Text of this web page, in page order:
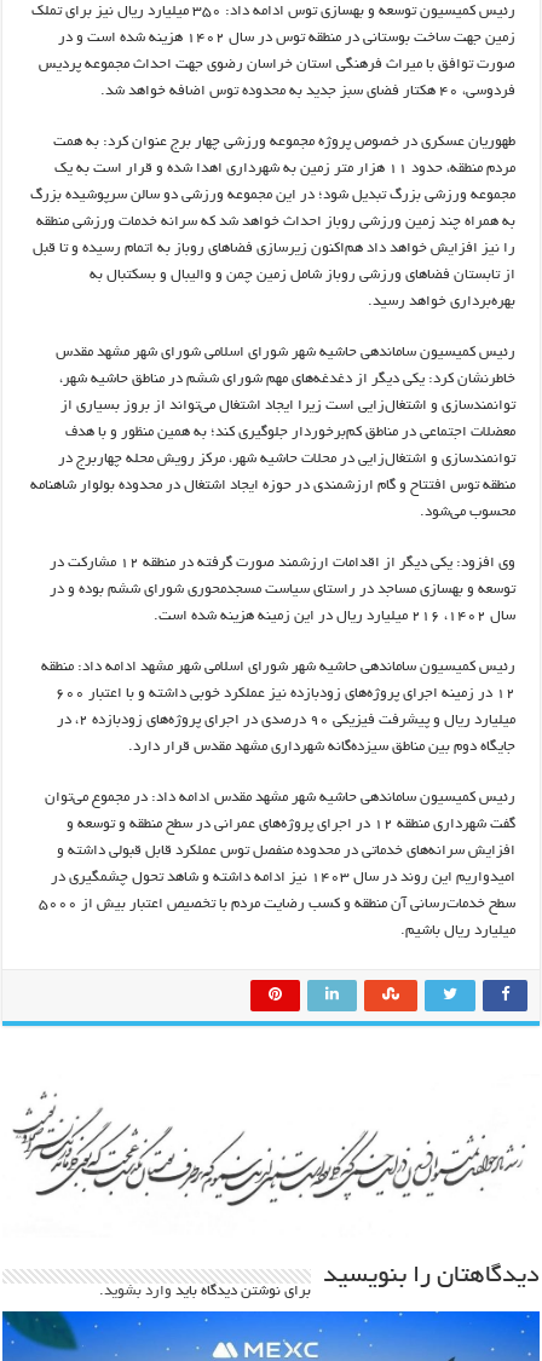
رئیس کمیسیون توسعه و بهسازی توس ادامه داد: ۳۵۰ میلیارد ریال نیز برای تملک
زمین جهت ساخت بوستانی در منطقه توس در سال ۱۴۰۲ هزینه شده است و در
صورت توافق با میراث فرهنگی استان خراسان رضوی جهت احداث مجموعه پردیس
فردوسی، ۴۰ هکتار فضای سبز جدید به محدوده توس اضافه خواهد شد.
طهوریان عسکری در خصوص پروژه مجموعه ورزشی چهار برج عنوان کرد: به همت
مردم منطقه، حدود ۱۱ هزار متر زمین به شهرداری اهدا شده و قرار است به یک
مجموعه ورزشی بزرگ تبدیل شود؛ در این مجموعه ورزشی دو سالن سرپوشیده بزرگ
به همراه چند زمین ورزشی روباز احداث خواهد شد که سرانه خدمات ورزشی منطقه
را نیز افزایش خواهد داد هم‌اکنون زیرسازی فضاهای روباز به اتمام رسیده و تا قبل
از تابستان فضاهای ورزشی روباز شامل زمین چمن و والیبال و بسکتبال به
بهره‌برداری خواهد رسید.
رئیس کمیسیون ساماندهی حاشیه شهر شورای اسلامی شورای شهر مشهد مقدس
خاطرنشان کرد: یکی دیگر از دغدغه‌های مهم شورای ششم در مناطق حاشیه شهر،
توانمندسازی و اشتغال‌زایی است زیرا ایجاد اشتغال می‌تواند از بروز بسیاری از
معضلات اجتماعی در مناطق کم‌برخوردار جلوگیری کند؛ به همین منظور و با هدف
توانمندسازی و اشتغال‌زایی در محلات حاشیه شهر، مرکز رویش محله چهاربرج در
منطقه توس افتتاح و گام ارزشمندی در حوزه ایجاد اشتغال در محدوده بولوار شاهنامه
محسوب می‌شود.
وی افزود: یکی دیگر از اقدامات ارزشمند صورت گرفته در منطقه ۱۲ مشارکت در
توسعه و بهسازی مساجد در راستای سیاست مسجدمحوری شورای ششم بوده و در
سال ۱۴۰۲، ۲۱۶ میلیارد ریال در این زمینه هزینه شده است.
رئیس کمیسیون ساماندهی حاشیه شهر شورای اسلامی شهر مشهد ادامه داد: منطقه
۱۲ در زمینه اجرای پروژه‌های زودبازده نیز عملکرد خوبی داشته و با اعتبار ۶۰۰
میلیارد ریال و پیشرفت فیزیکی ۹۰ درصدی در اجرای پروژه‌های زودبازده ۲، در
جایگاه دوم بین مناطق سیزده‌گانه شهرداری مشهد مقدس قرار دارد.
رئیس کمیسیون ساماندهی حاشیه شهر مشهد مقدس ادامه داد: در مجموع می‌توان
گفت شهرداری منطقه ۱۲ در اجرای پروژه‌های عمرانی در سطح منطقه و توسعه و
افزایش سرانه‌های خدماتی در محدوده منفصل توس عملکرد قابل قبولی داشته و
امیدواریم این روند در سال ۱۴۰۳ نیز ادامه داشته و شاهد تحول چشمگیری در
سطح خدمات‌رسانی آن منطقه و کسب رضایت مردم با تخصیص اعتبار بیش از ۵۰۰۰
میلیارد ریال باشیم.
دیدگاهتان را بنویسید
برای نوشتن دیدگاه باید وارد بشوید.